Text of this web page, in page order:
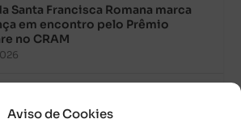
Aviso de Cookies
Santa Francisca Romana marca
em encontro pelo Prêmio
no CRAM